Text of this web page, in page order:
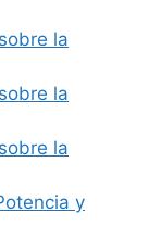
la
la
la
y